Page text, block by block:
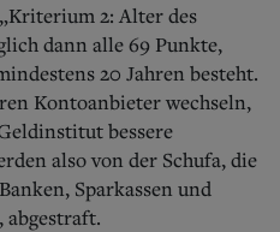
2: Alter des
dann alle 69 Punkte,
20 Jahren besteht.
Kontoanbieter wechseln,
bessere
also von der Schufa, die
Sparkassen und
abgestraft.